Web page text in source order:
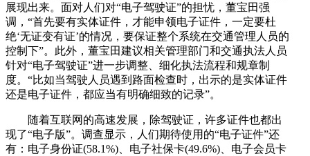
展现出来。面对人们对“电子驾驶证”的担忧，董宝田强
调，“首先要有实体证件，才能申领电子证件，一定要杜
绝‘无证变有证’的情况，要保证整个系统在交通管理人员的
控制下”。此外，董宝田建议相关管理部门和交通执法人员
针对“电子驾驶证”进一步调整、细化执法流程和规章制
度。“比如当驾驶人员遇到路面检查时，出示的是实体证件
还是电子证件，都应当有明确细致的记录”。
随着互联网的高速发展，除驾驶证，许多证件也都出
现了“电子版”。调查显示，人们期待使用的“电子证件”还
有：电子身份证(58.1%)、电子社保卡(49.6%)、电子会员卡